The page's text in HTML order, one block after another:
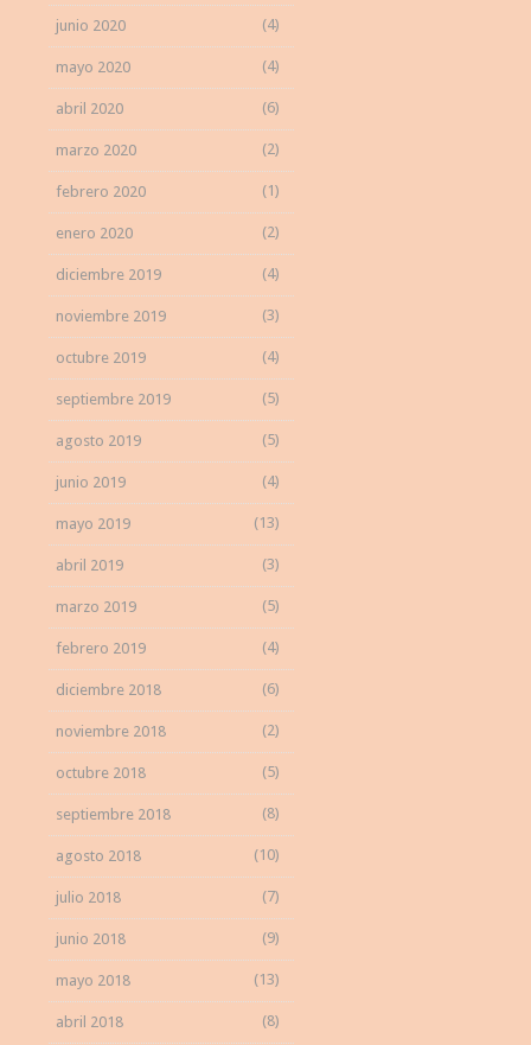
junio 2020 (4)
mayo 2020 (4)
abril 2020 (6)
marzo 2020 (2)
febrero 2020 (1)
enero 2020 (2)
diciembre 2019 (4)
noviembre 2019 (3)
octubre 2019 (4)
septiembre 2019 (5)
agosto 2019 (5)
junio 2019 (4)
mayo 2019 (13)
abril 2019 (3)
marzo 2019 (5)
febrero 2019 (4)
diciembre 2018 (6)
noviembre 2018 (2)
octubre 2018 (5)
septiembre 2018 (8)
agosto 2018 (10)
julio 2018 (7)
junio 2018 (9)
mayo 2018 (13)
abril 2018 (8)